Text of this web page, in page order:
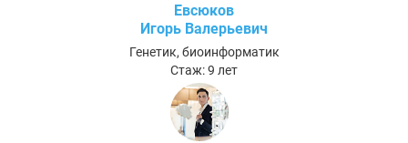
Евсюков
Игорь Валерьевич
Генетик, биоинформатик
Стаж: 9 лет